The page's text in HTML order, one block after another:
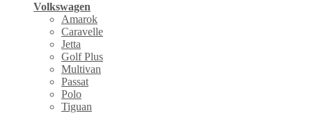
Volkswagen
Amarok
Caravelle
Jetta
Golf Plus
Multivan
Passat
Polo
Tiguan